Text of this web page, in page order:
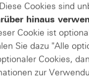
Cookies sind
hinaus
Cookie ist
Sie dazu "Alle
Cookies,
zur